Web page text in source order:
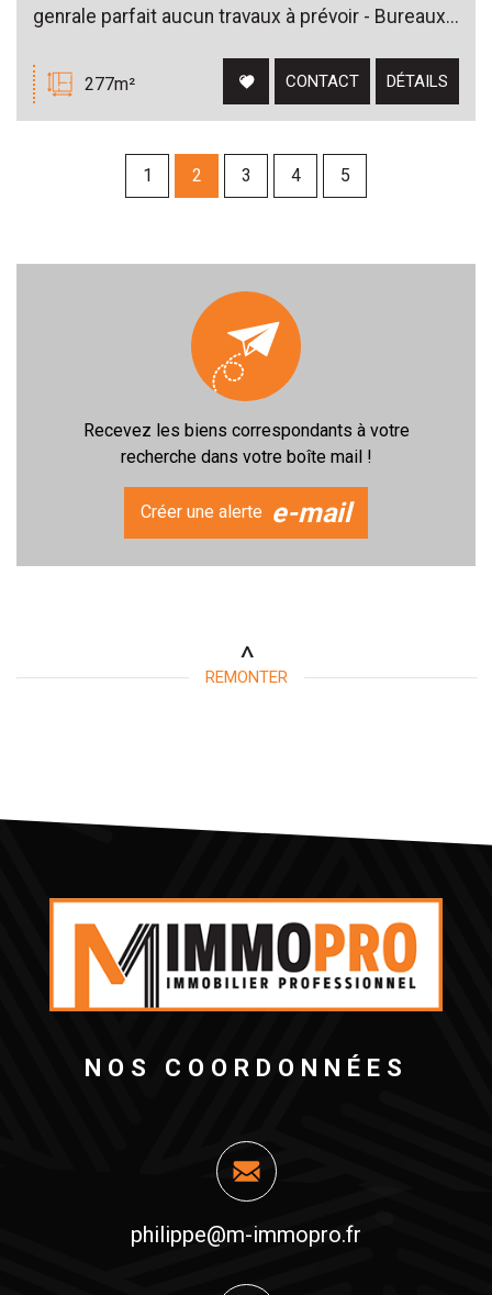
genrale parfait aucun travaux à prévoir - Bureaux...
277m² CONTACT DÉTAILS
1 2 3 4 5
Recevez les biens correspondants à votre
recherche dans votre boîte mail !
Créer une alerte e-mail
REMONTER
NOS COORDONNÉES
philippe@m-immopro.fr